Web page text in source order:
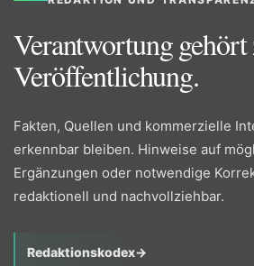
Verantwortung
Veröffentlichung.
Fakten, Quellen und kommerzielle
erkennbar bleiben. Hinweise auf
Ergänzungen oder notwendige
redaktionell und nachvollziehbar.
Redaktionskodex→